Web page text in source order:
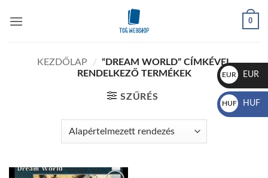
0
KEZDŐLAP / “DREAM WORLD” CÍMKÉVEL
RENDELKEZŐ TERMÉKEK
SZŰRÉS
EUR
€
EUR
HUF
Ft
HUF